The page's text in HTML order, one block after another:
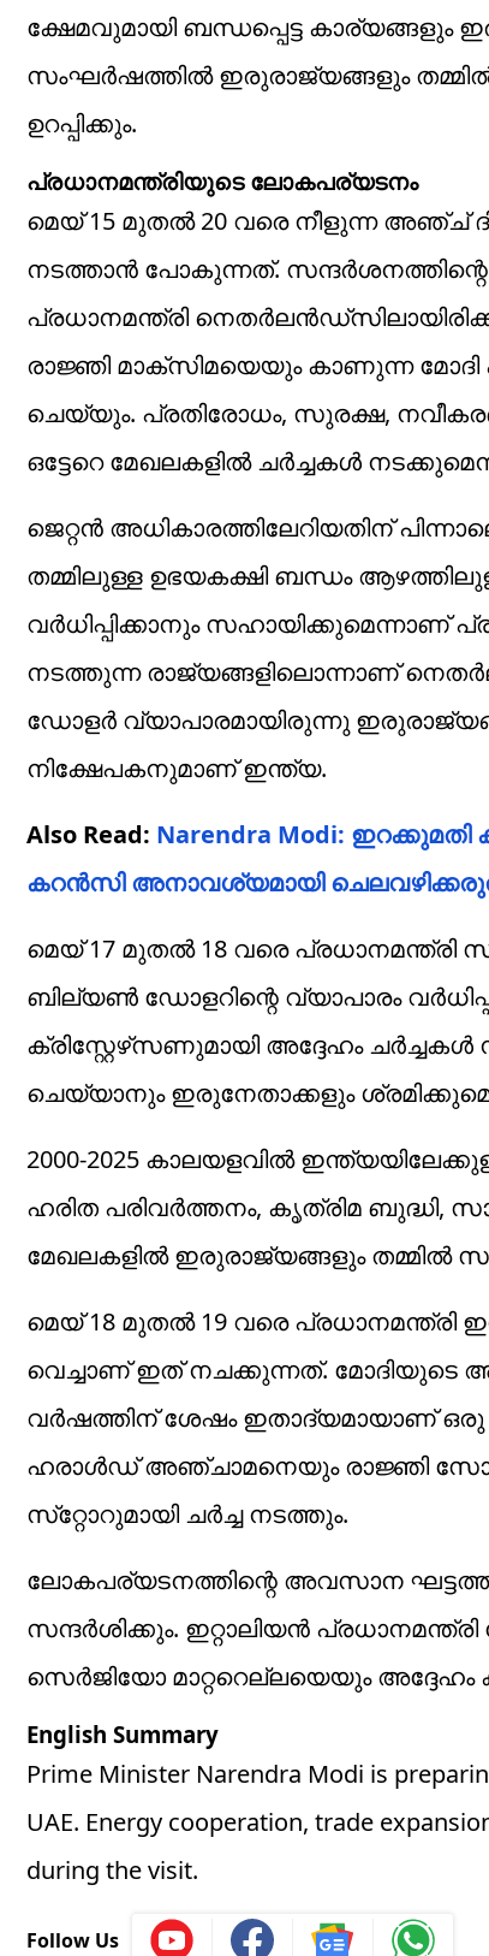
ക്ഷേമവുമായി ബന്ധപ്പെട്ട
സംഘര്‍ഷത്തില്‍ ഇരുരാജ്യങ്ങളും
ഉറപ്പിക്കും.
പ്രധാനമന്ത്രിയുടെ ലോകപര്യടനം
മെയ് 15 മുതല്‍ 20 വരെ നീളുന്ന അഞ്ച്
നടത്താന്‍ പോകുന്നത്.
പ്രധാനമന്ത്രി
രാജ്ഞി മാക്‌സിമയെയും കാണുന്ന മോദി
ചെയ്യും. പ്രതിരോധം, സുരക്ഷ,
ഒട്ടേറെ മേഖലകളില്‍ ചര്‍ച്ചകള്‍
ജെറ്റന്‍ അധികാരത്തിലേറിയതിന്
തമ്മിലുള്ള ഉഭയകക്ഷി ബന്ധം
വര്‍ധിപ്പിക്കാനും സഹായിക്കുമെന്നാണ്
നടത്തുന്ന രാജ്യങ്ങളിലൊന്നാണ്
ഡോളര്‍ വ്യാപാരമായിരുന്നു
നിക്ഷേപകനുമാണ് ഇന്ത്യ.
Also Read: Narendra Modi:
കറന്‍സി അനാവശ്യമായി
മെയ് 17 മുതല്‍ 18 വരെ പ്രധാനമന്ത്രി
ബില്യണ്‍ ഡോളറിന്റെ വ്യാപാരം
ക്രിസ്റ്റേഴ്‌സണുമായി അദ്ദേഹം
ചെയ്യാനും ഇരുനേതാക്കളും
2000-2025 കാലയളവില്‍
ഹരിത പരിവര്‍ത്തനം, കൃത്രിമ ബുദ്ധി,
മേഖലകളില്‍ ഇരുരാജ്യങ്ങളും
മെയ് 18 മുതല്‍ 19 വരെ
വെച്ചാണ് ഇത് നചക്കുന്നത്. മോദിയുടെ
വര്‍ഷത്തിന് ശേഷം ഇതാദ്യമായാണ് ഒരു
ഹരാള്‍ഡ് അഞ്ചാമനെയും രാജ്ഞി
സ്‌റ്റോറുമായി ചര്‍ച്ച നടത്തും.
ലോകപര്യടനത്തിന്റെ അവസാന
സന്ദര്‍ശിക്കും. ഇറ്റാലിയന്‍
സെര്‍ജിയോ മാറ്ററെല്ലയെയും
English Summary
Prime Minister Narendra Modi is
UAE. Energy cooperation, trade
during the visit.
Follow Us